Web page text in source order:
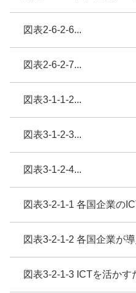
図表2-6-2-6...
図表2-6-2-7...
図表3-1-1-2...
図表3-1-2-3...
図表3-1-2-4...
図表3-2-1-1 各国企業の
図表3-2-1-2 各国企業が
図表3-2-1-3 ICTを活か